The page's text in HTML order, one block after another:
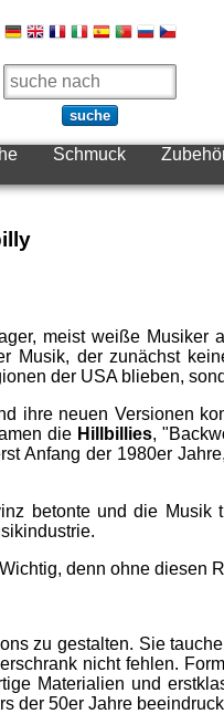
suche
Schmuck
meist weiße
Musik, der zunächst
der USA blieben,
ihre neuen Versionen
die Hillbillies,
Anfang der 1980er
betonte und die Musik
denn ohne diesen
zu gestalten. Sie
nicht fehlen.
Materialien und
der 50er Jahre